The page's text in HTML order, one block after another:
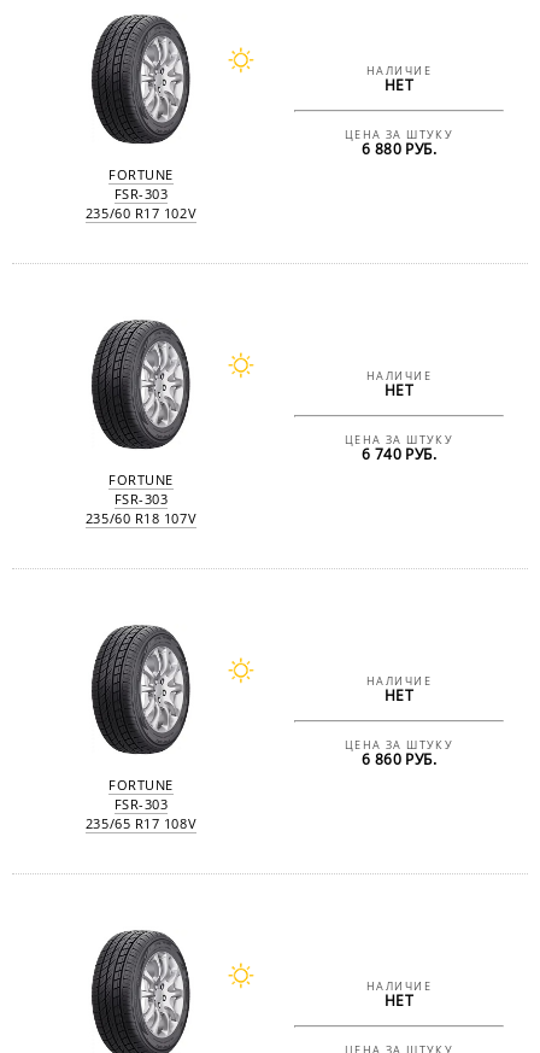
FORTUNE
FSR-303
235/60 R17 102V
НАЛИЧИЕ
НЕТ
ЦЕНА ЗА ШТУКУ
6 880 РУБ.
FORTUNE
FSR-303
235/60 R18 107V
НАЛИЧИЕ
НЕТ
ЦЕНА ЗА ШТУКУ
6 740 РУБ.
FORTUNE
FSR-303
235/65 R17 108V
НАЛИЧИЕ
НЕТ
ЦЕНА ЗА ШТУКУ
6 860 РУБ.
НАЛИЧИЕ
НЕТ